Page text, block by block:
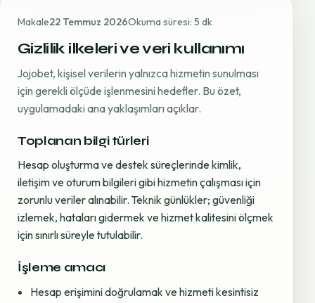
Makale22 Temmuz 2026Okuma süresi: 5 dk
Gizlilik ilkeleri ve veri kullanımı
Jojobet, kişisel verilerin yalnızca hizmetin sunulması
için gerekli ölçüde işlenmesini hedefler. Bu özet,
uygulamadaki ana yaklaşımları açıklar.
Toplanan bilgi türleri
Hesap oluşturma ve destek süreçlerinde kimlik,
iletişim ve oturum bilgileri gibi hizmetin çalışması için
zorunlu veriler alınabilir. Teknik günlükler; güvenliği
izlemek, hataları gidermek ve hizmet kalitesini ölçmek
için sınırlı süreyle tutulabilir.
İşleme amacı
Hesap erişimini doğrulamak ve hizmeti kesintisiz